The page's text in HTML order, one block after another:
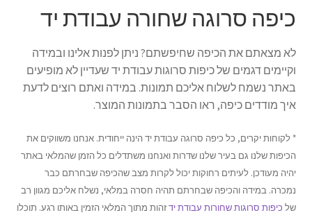
כיפה סרוגה שחורה עבודת יד
לא מצאתם את הכיפה שחיפשתם? ניתן לפנות אלינו ובמידה
וקיימים דגמים של כיפות סרוגות עבודת יד שעדיין לא מופיעים
באתר נשמח לשלוח אליכם תמונות. במידה ואתם רוצים לדעת
איך מודדים כיפה, ראו הסבר בתמונות המוצר.
* לקוחות יקרים, כל כיפה סרוגה עבודת יד הינה ייחודית. אנחנו משווקים את
הכיפות שלנו גם בעיר שלנו שדרות ואנחנו משתדלים כל הזמן שהמלאי באתר
יהיה מעודכן. לעיתים רחוקות יכול לקרות מצב שהכיפה שבחרתם כבר
נמכרה. במידה והכיפה שבחרתם תהיה חסרה במלאי, נשלח אליכם מגוון רב
של כיפות סרוגות שחורות עבודת ידזהות מתוך המלאי הזמין באותו רגע. תוכלו